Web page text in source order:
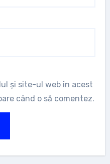
și site-ul web în acest
când o să comentez.